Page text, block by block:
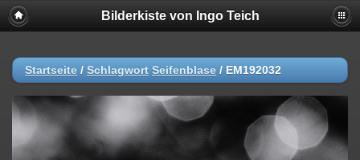
Bilderkiste von Ingo Teich
Startseite / Schlagwort Seifenblase / EM192032